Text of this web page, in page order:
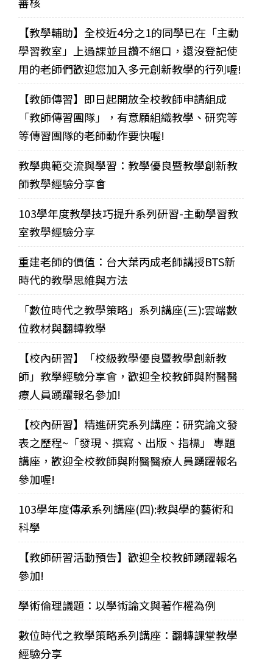
【教學輔助】全校近4分之1的同學已在「主動
學習教室」上過課並且讚不絕口，還沒登記使
用的老師們歡迎您加入多元創新教學的行列喔!
【教師傳習】即日起開放全校教師申請組成
「教師傳習團隊」，有意願組織教學、研究等
等傳習團隊的老師動作要快喔!
教學典範交流與學習：教學優良暨教學創新教
師教學經驗分享會
103學年度教學技巧提升系列研習-主動學習教
室教學經驗分享
重建老師的價值：台大葉丙成老師講授BTS新
時代的教學思維與方法
「數位時代之教學策略」系列講座(三):雲端數
位教材與翻轉教學
【校內研習】「校級教學優良暨教學創新教
師」教學經驗分享會，歡迎全校教師與附醫醫
療人員踴躍報名參加!
【校內研習】精進研究系列講座：研究論文發
表之歷程~「發現、撰寫、出版、指標」 專題
講座，歡迎全校教師與附醫醫療人員踴躍報名
參加喔!
103學年度傳承系列講座(四):教與學的藝術和
科學
【教師研習活動預告】歡迎全校教師踴躍報名
參加!
學術倫理議題：以學術論文與著作權為例
數位時代之教學策略系列講座：翻轉課堂教學
經驗分享